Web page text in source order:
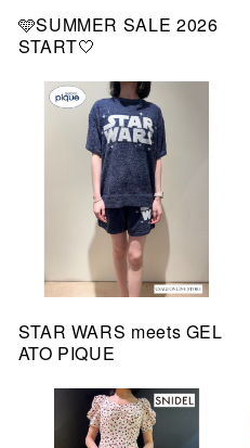
🩵SUMMER SALE 2026
START🤍
STAR WARS meets GEL
ATO PIQUE